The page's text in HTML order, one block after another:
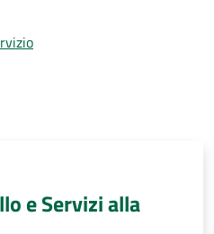
e Servizi alla